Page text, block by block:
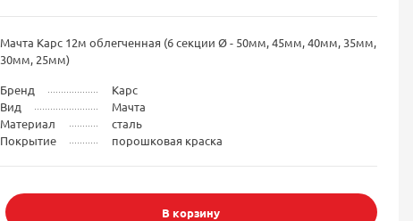
Мачта Карс 12м облегченная (6 секции Ø - 50мм, 45мм, 40мм, 35мм,
30мм, 25мм)
Бренд
Карс
Вид
Мачта
Материал
сталь
Покрытие
порошковая краска
В корзину